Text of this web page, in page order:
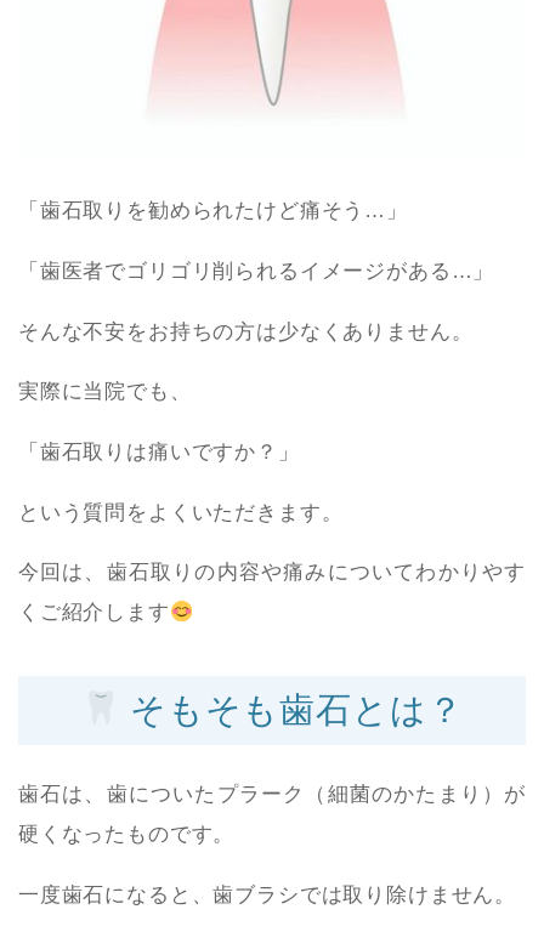
「歯石取りを勧められたけど痛そう…」
「歯医者でゴリゴリ削られるイメージがある…」
そんな不安をお持ちの方は少なくありません。
実際に当院でも、
「歯石取りは痛いですか？」
という質問をよくいただきます。
今回は、歯石取りの内容や痛みについてわかりやす
くご紹介します
そもそも歯石とは？
歯石は、歯についたプラーク（細菌のかたまり）が
硬くなったものです。
一度歯石になると、歯ブラシでは取り除けません。